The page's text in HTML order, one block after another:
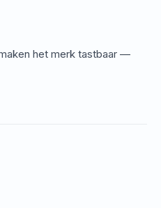
het merk tastbaar —